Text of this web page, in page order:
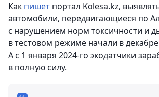
Как пишет портал Kolesa.kz,
автомобили, передвигающиеся по
с нарушением норм токсичности и
в тестовом режиме начали в декабре
А с 1 января 2024-го экодатчики
в полную силу.